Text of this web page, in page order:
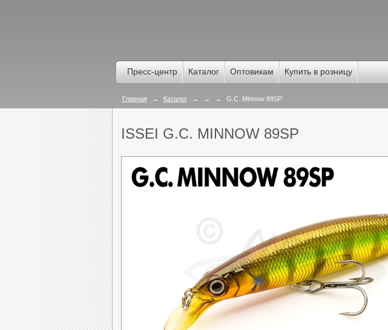
Пресс-центр Каталог Оптовикам Купить в розницу
Главная → Каталог → → → G.C. Minnow 89SP
ISSEI G.C. MINNOW 89SP